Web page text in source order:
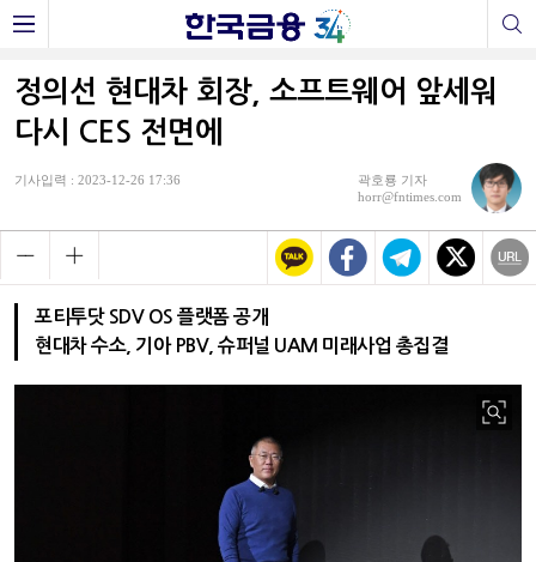
정의선 현대차 회장, 소프트웨어 앞세워
다시 CES 전면에
기사입력 : 2023-12-26 17:36
곽호룡 기자
horr@fntimes.com
포티투닷 SDV OS 플랫폼 공개
현대차 수소, 기아 PBV, 슈퍼널 UAM 미래사업 총집결